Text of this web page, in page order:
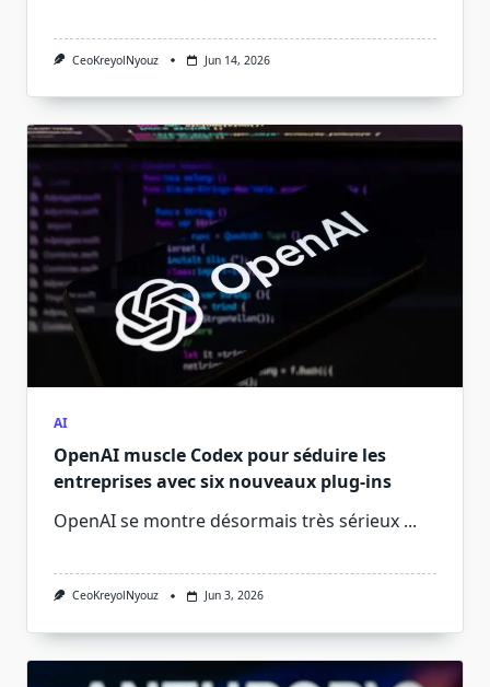
CeoKreyolNyouz Jun 14, 2026
AI
OpenAI muscle Codex pour séduire les
entreprises avec six nouveaux plug-ins
OpenAI se montre désormais très sérieux ...
CeoKreyolNyouz Jun 3, 2026